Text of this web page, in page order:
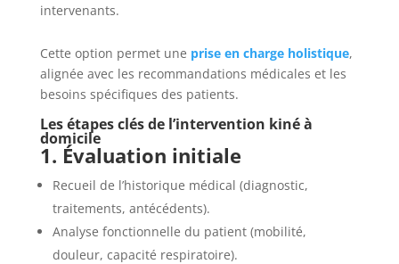
intervenants.
Cette option permet une prise en charge holistique,
alignée avec les recommandations médicales et les
besoins spécifiques des patients.
Les étapes clés de l’intervention kiné à
domicile
1. Évaluation initiale
Recueil de l’historique médical (diagnostic,
traitements, antécédents).
Analyse fonctionnelle du patient (mobilité,
douleur, capacité respiratoire).